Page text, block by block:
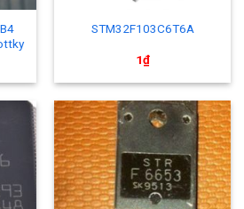
STM32F103C6T6A
1₫